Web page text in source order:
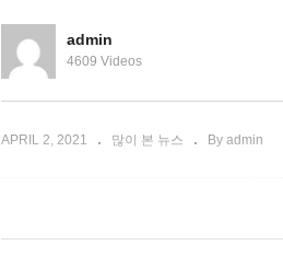
admin
4609 Videos
APRIL 2, 2021 많이 본 뉴스 By admin